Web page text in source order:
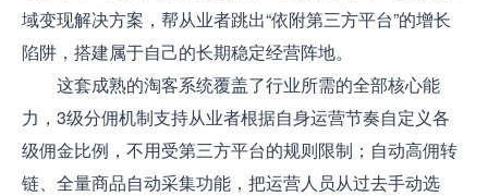
域变现解决方案，帮从业者跳出“依附第三方平台”的增长
陷阱，搭建属于自己的长期稳定经营阵地。
这套成熟的淘客系统覆盖了行业所需的全部核心能
力，3级分佣机制支持从业者根据自身运营节奏自定义各
级佣金比例，不用受第三方平台的规则限制；自动高佣转
链、全量商品自动采集功能，把运营人员从过去手动选